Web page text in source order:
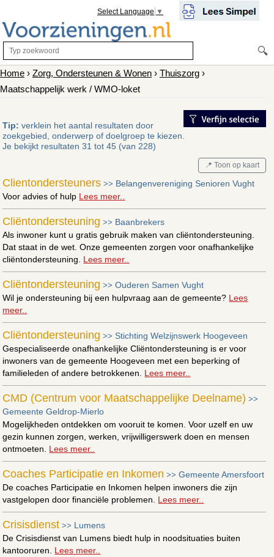
Select Language ▼
🔍
Home › Zorg, Ondersteunen & Wonen › Thuiszorg ›
Maatschappelijk werk / WMO-loket
Tip: verklein het aantal resultaten door
zoekgebied, onderwerp of doelgroep te kiezen.
Je bekijkt resultaten 31 tot 45 (van 228)
📍 Toon op kaart
Clientondersteuners >> Belangenvereniging Senioren Vught
Voor advies of hulp Lees meer..
Cliëntondersteuning >> Baanbrekers
Als inwoner kunt u gratis gebruik maken van cliëntondersteuning.
Dat staat in de wet. Onze gemeenten zorgen voor onafhankelijke
cliëntondersteuning. Lees meer..
Cliëntondersteuning >>Ouderen Samen Vught
Wil je ondersteuning bij een hulpvraag aan de gemeente? Lees
meer..
Cliëntondersteuning >> Stichting Welzijnswerk Hoogeveen
Gespecialiseerde onafhankelijke Cliëntondersteuning is er voor
inwoners van de gemeente Hoogeveen met een beperking of
familieleden of andere betrokkenen. Lees meer..
CMD (Centrum voor Maatschappelijke Deelname) >>
Gemeente Geldrop-Mierlo
Mogelijkheden ontdekken om vooruit te komen. Voor uzelf en uw
gezin kunnen zorgen, werken, vrijwilligerswerk doen en mensen
ontmoeten. Lees meer..
Coaches Participatie en Inkomen >>Gemeente Amersfoort
De coaches Participatie en Inkomen helpen inwoners die zijn
vastgelopen door financiële problemen. Lees meer..
Crisisdienst >> Lumens
De Crisisdienst van Lumens biedt hulp in noodsituaties buiten
kantooruren. Lees meer..